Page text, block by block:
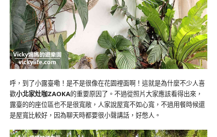
呼，到了小露臺嘞！是不是很像在花園裡面啊！這就是為什麼不少人喜
歡小北家灶咖ZAOKA的重要原因了。不過從照片大家應該看得出來，
露臺的的座位區也不是很寬敞，人家說屋寬不如心寬，不過用餐時候還
是屋寬比較好，因為聊天時都要很小聲講話，好憋人。